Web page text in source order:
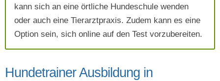
kann sich an eine örtliche Hundeschule wenden
oder auch eine Tierarztpraxis. Zudem kann es eine
Option sein, sich online auf den Test vorzubereiten.
Hundetrainer Ausbildung in